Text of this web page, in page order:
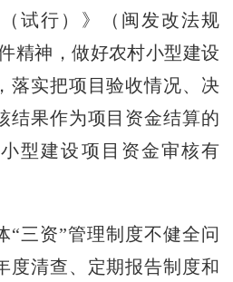
试行）》（闽发改法规
精神，做好农村小型建设
落实把项目验收情况、决
结果作为项目资金结算的
型建设项目资金审核有
“三资”管理制度不健全问
度清查、定期报告制度和